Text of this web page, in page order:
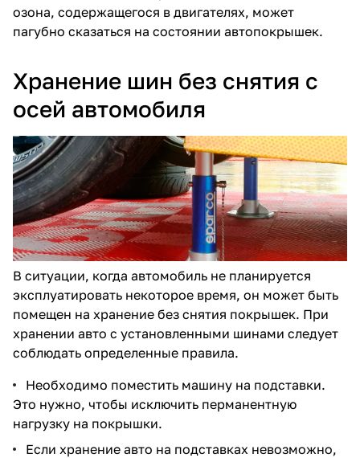
озона, содержащегося в двигателях, может
пагубно сказаться на состоянии автопокрышек.
Хранение шин без снятия с
осей автомобиля
В ситуации, когда автомобиль не планируется
эксплуатировать некоторое время, он может быть
помещен на хранение без снятия покрышек. При
хранении авто с установленными шинами следует
соблюдать определенные правила.
Необходимо поместить машину на подставки.
Это нужно, чтобы исключить перманентную
нагрузку на покрышки.
Если хранение авто на подставках невозможно,